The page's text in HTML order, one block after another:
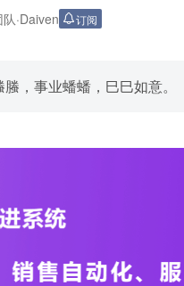
·Daiven 订阅
，事业蟠蟠，巳巳如意。